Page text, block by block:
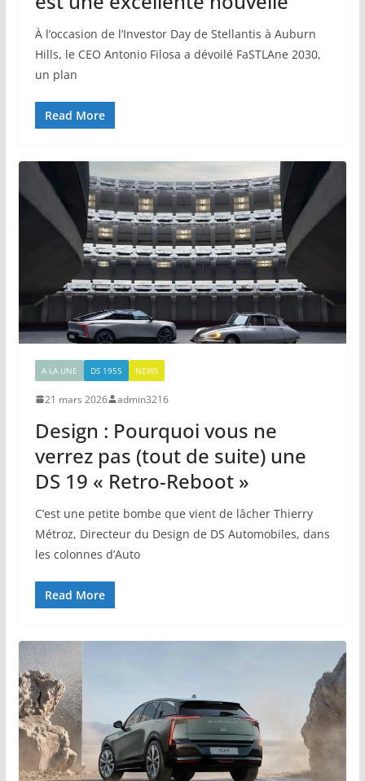
À l’occasion de l’Investor Day de Stellantis à Auburn
Hills, le CEO Antonio Filosa a dévoilé FaSTLAne 2030,
un plan
Read More
A LA UNE DS 1955 NEWS
21 mars 2026 admin3216
Design : Pourquoi vous ne
verrez pas (tout de suite) une
DS 19 « Retro-Reboot »
C’est une petite bombe que vient de lâcher Thierry
Métroz, Directeur du Design de DS Automobiles, dans
les colonnes d’Auto
Read More